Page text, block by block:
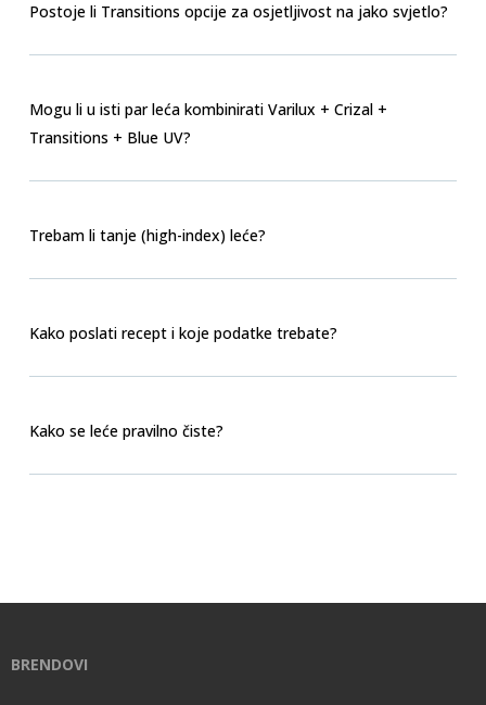
Postoje li Transitions opcije za osjetljivost na jako svjetlo?
Mogu li u isti par leća kombinirati Varilux + Crizal +
Transitions + Blue UV?
Trebam li tanje (high-index) leće?
Kako poslati recept i koje podatke trebate?
Kako se leće pravilno čiste?
BRENDOVI